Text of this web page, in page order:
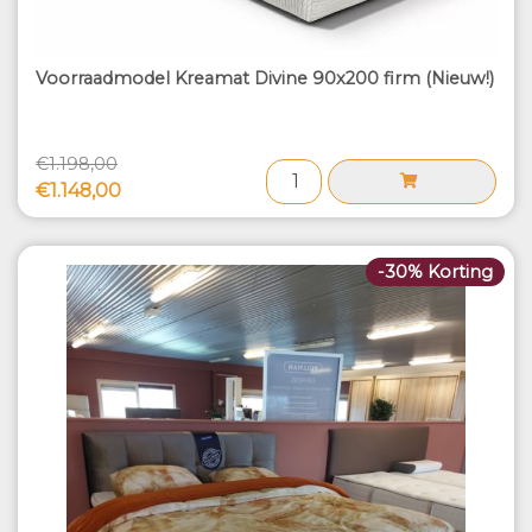
Voorraadmodel Kreamat Divine 90x200 firm (Nieuw!)
€1.198,00
€1.148,00
-30% Korting